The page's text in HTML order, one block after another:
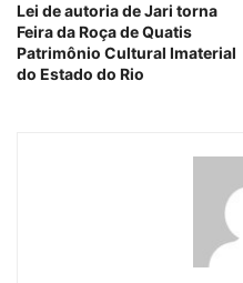
Lei de autoria de Jari torna
Feira da Roça de Quatis
Patrimônio Cultural Imaterial
do Estado do Rio